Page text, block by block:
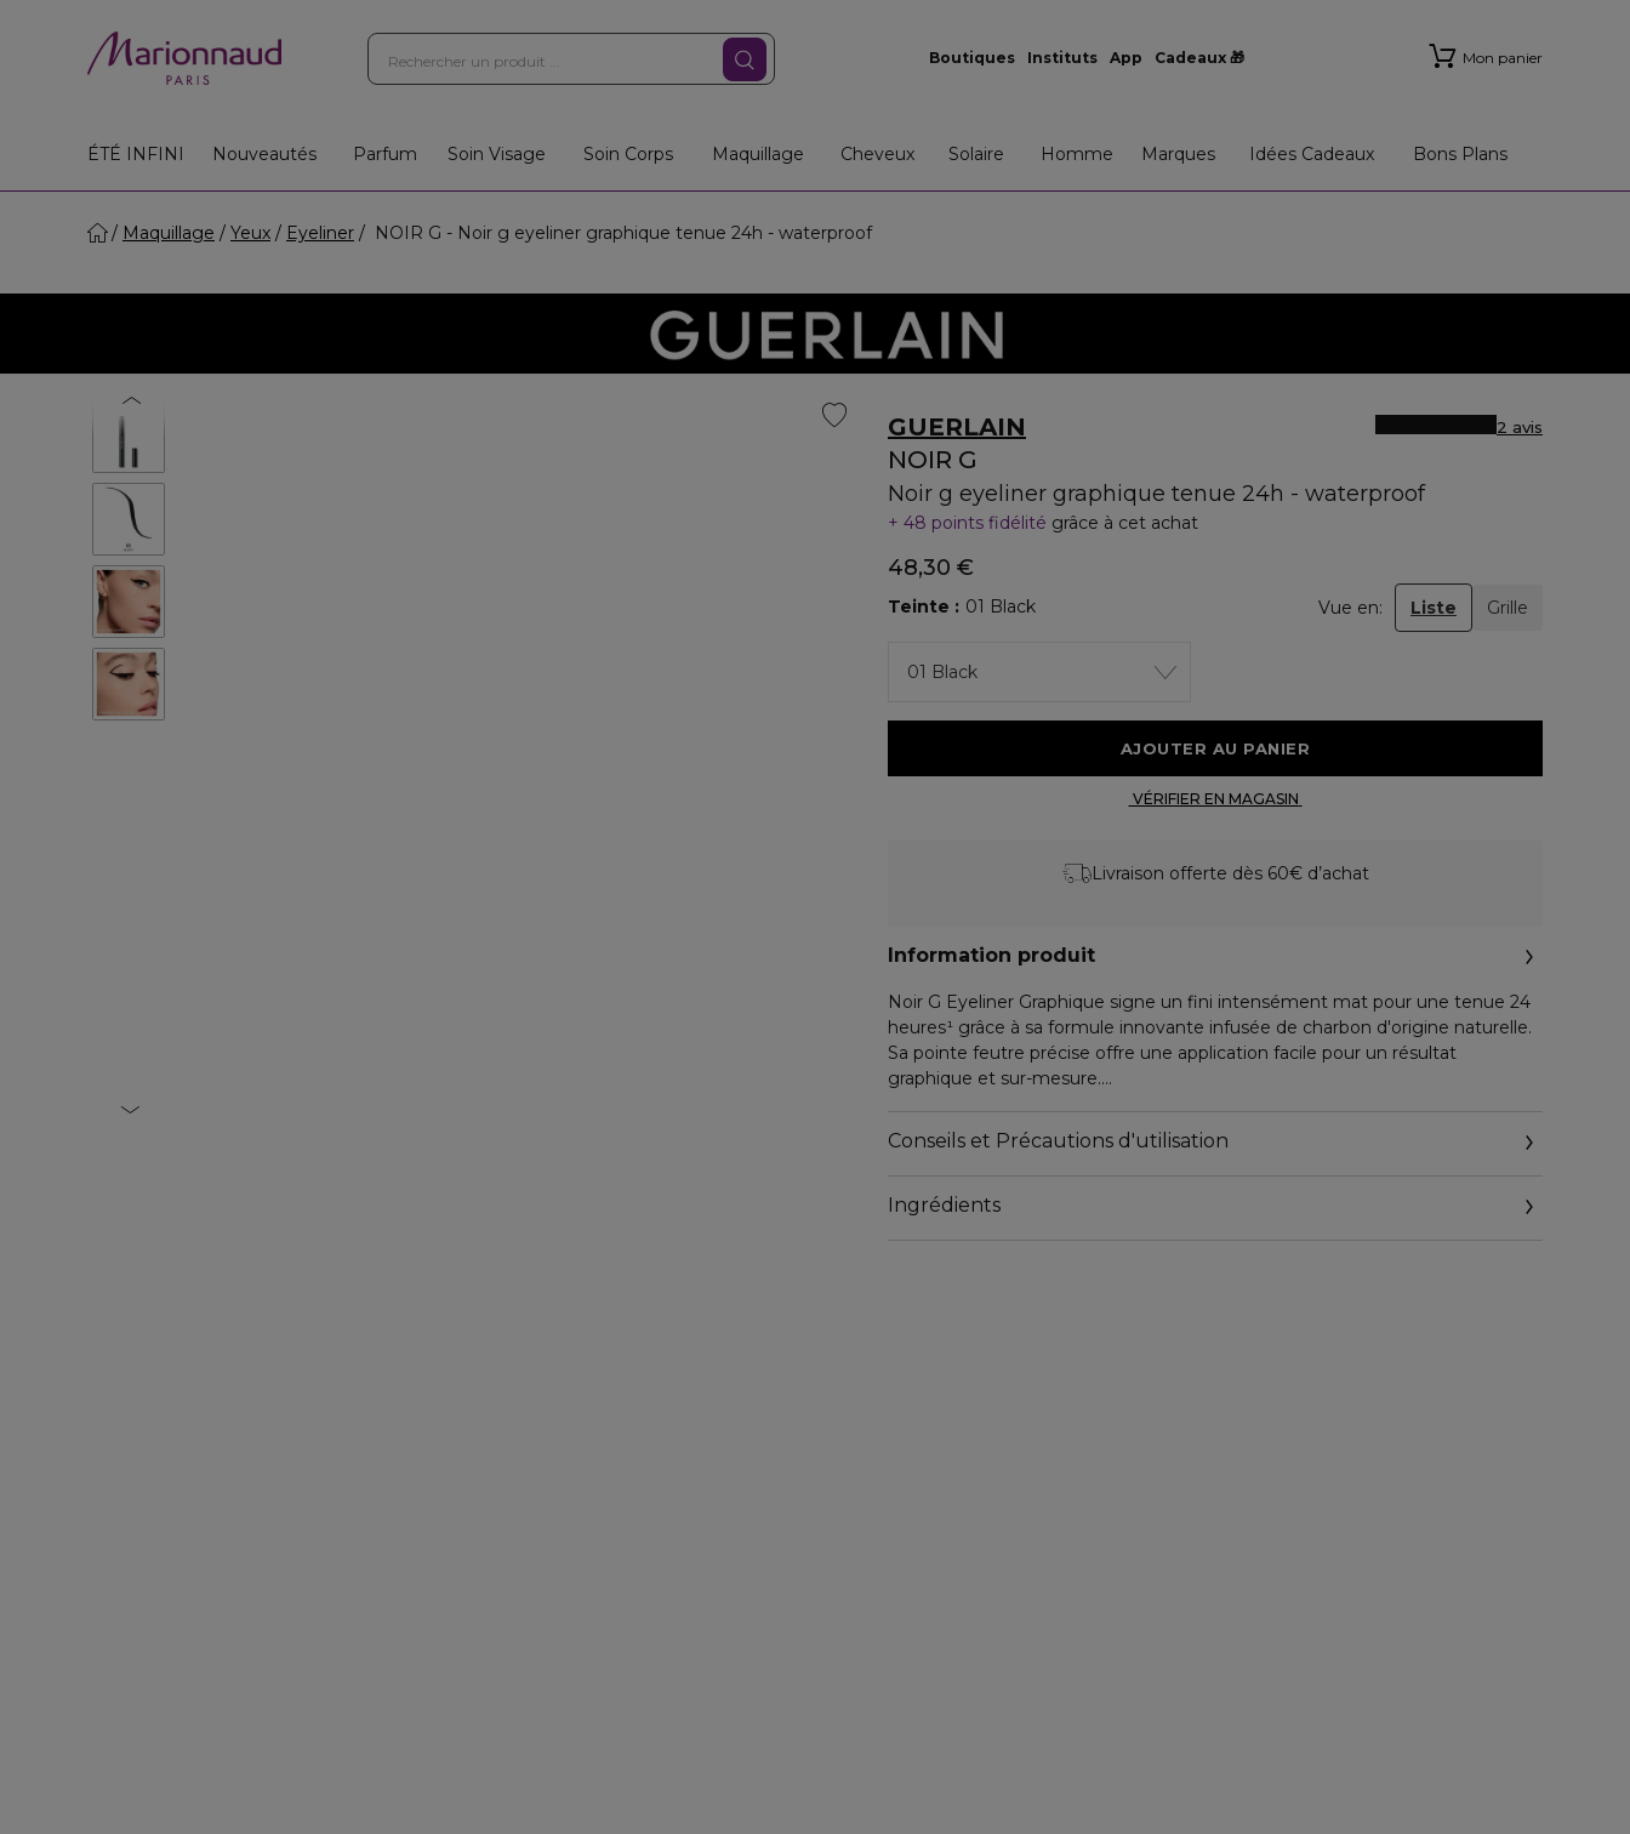
Boutiques Instituts App Cadeaux 🎁 Mon panier
ÉTÉ INFINI Nouveautés Parfum Soin Visage Soin Corps Maquillage Cheveux Solaire Homme Marques Idées Cadeaux Bons Plans
Maquillage Yeux Eyeliner NOIR G - Noir g eyeliner graphique tenue 24h - waterproof
GUERLAIN
NOIR G
Noir g eyeliner graphique tenue 24h - waterproof
2 avis
48 points fidélité grâce à cet achat
48,30 €
Teinte 01 Black Vue en: Liste Grille
01 Black
Livraison offerte dès 60€ d’achat
Information produit
Noir G Eyeliner Graphique signe un fini intensément mat pour une tenue 24
heures¹ grâce à sa formule innovante infusée de charbon d'origine naturelle.
Sa pointe feutre précise offre une application facile pour un résultat
graphique et sur-mesure.
¹Evaluation clinique sur 25 femmes caucasiennes.
Conseils et Précautions d'utilisation
Ingrédients